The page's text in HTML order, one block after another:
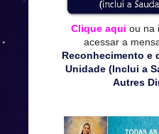
Clique aqui ou na
acessar a
Reconhecimento e
Unidade (Inclui a
Autres